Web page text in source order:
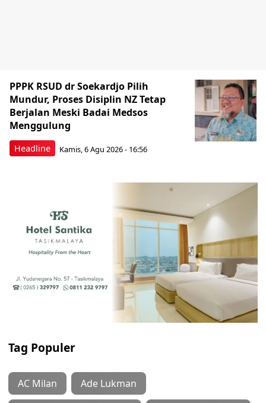
Headline
PPPK RSUD dr Soekardjo Pilih
Mundur, Proses Disiplin NZ Tetap
Berjalan Meski Badai Medsos
Menggulung
Kamis, 6 Agu 2026 - 16:56
Tag Populer
AC Milan Ade Lukman